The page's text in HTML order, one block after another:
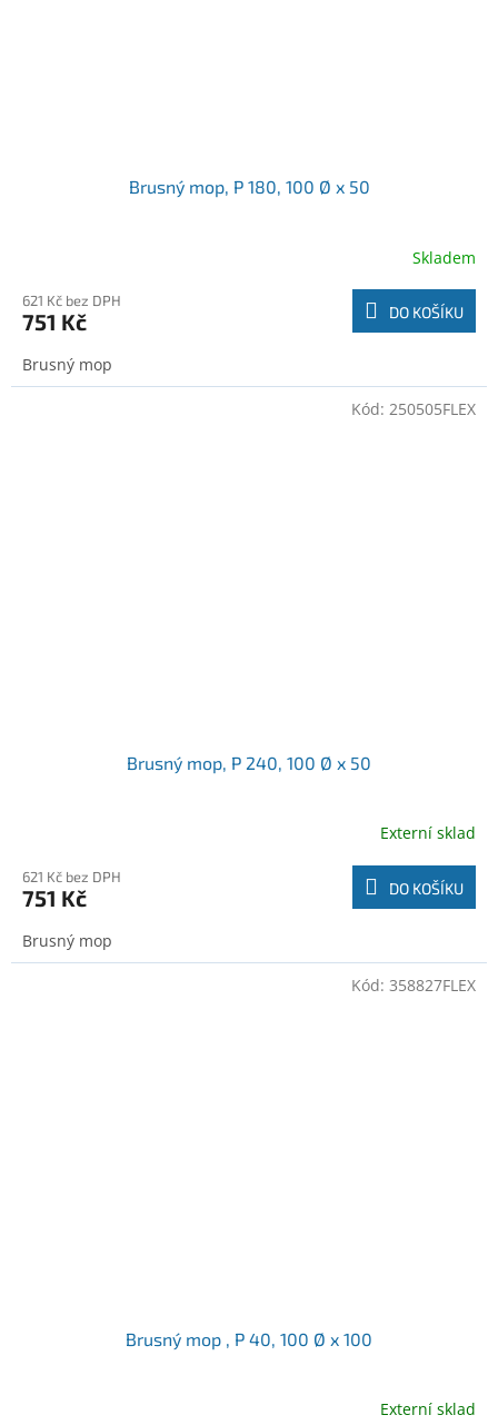
Brusný mop, P 180, 100 Ø x 50
Skladem
621 Kč bez DPH
751 Kč DO KOŠÍKU
Brusný mop
Brusný mop, P 240, 100 Ø x 50
Externí sklad
621 Kč bez DPH
751 Kč DO KOŠÍKU
Brusný mop
Kód: 250505FLEX
Brusný mop , P 40, 100 Ø x 100
Externí sklad
Kód: 358827FLEX